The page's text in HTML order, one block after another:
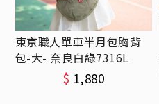
東京職人單車半月包胸背
包-大- 奈良白綠7316L
$ 1,880